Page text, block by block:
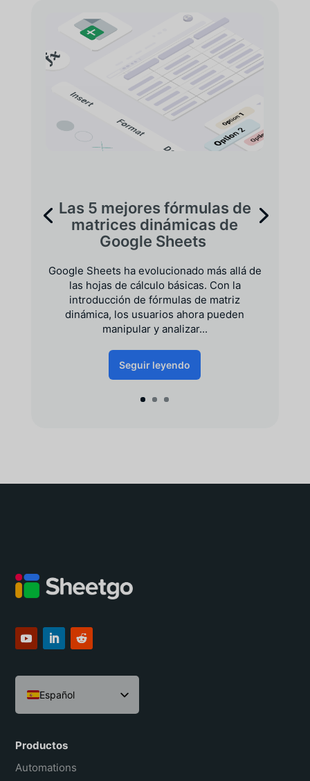
Las 5 mejores fórmulas de
matrices dinámicas de
Google Sheets
Google Sheets ha evolucionado más allá de
las hojas de cálculo básicas. Con la
introducción de fórmulas de matriz
dinámica, los usuarios ahora pueden
manipular y analizar...
Seguir leyendo
Español
English
Português do Brasil
Français
Productos
Automations